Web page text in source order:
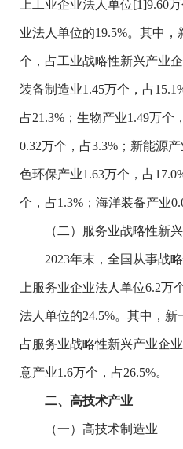
上工业企业法人单位[1]9.60
业法人单位的19.5%。其中，
个，占工业战略性新兴产业
装备制造业1.45万个，占
占21.3% ；生物产业1.49万个
0.32万个，占3.3% ；新能源
色环保产业1.63万个，占
个，占1.3% ；海洋装备产业
（二）服务业战略性新
2023年末，全国从事战
上服务业企业法人单位6.2万
法人单位的24.5%。其中，新
占服务业战略性新兴产业企
意产业1.6万个，占26.5%。
二、 高技术产业
（一）高技术制造业